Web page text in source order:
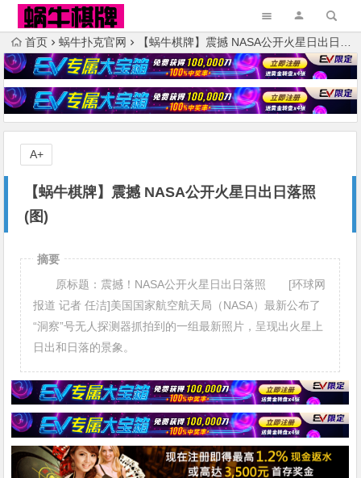
首页 蜗牛扑克官网 【蜗牛棋牌】震撼 NASA公开火星日出日落照(图)
【蜗牛棋牌】震撼 NASA公开火星日出日落照
(图)
A+
摘要
原标题：震撼！NASA公开火星日出日落照 [环球网
报道 记者 任洁]美国国家航空航天局（NASA）最新公布了
“洞察”号无人探测器抓拍到的一组最新照片，呈现出火星上
日出和日落的景象。